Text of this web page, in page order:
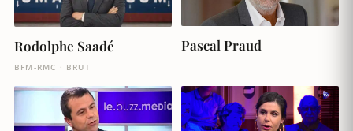
Rodolphe Saadé
BFM-RMC · BRUT
Pascal Praud